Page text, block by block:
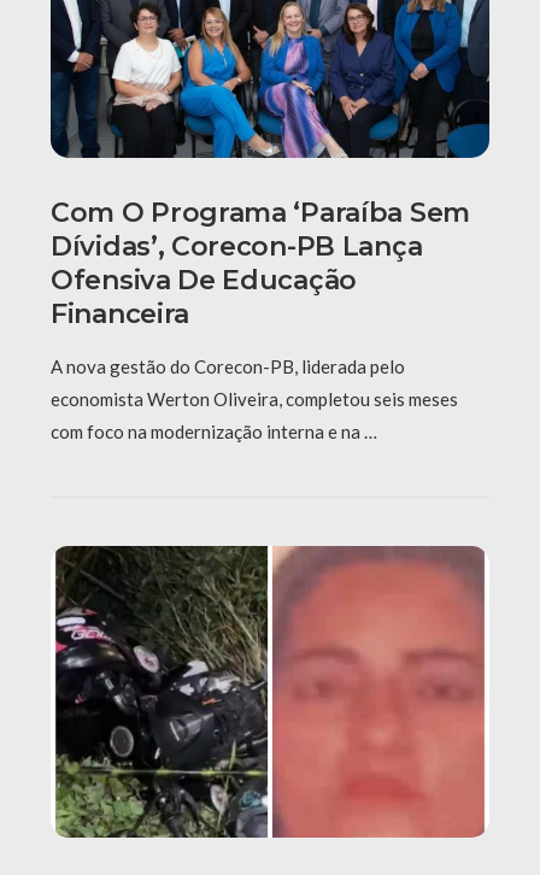
Com O Programa ‘Paraíba Sem
Dívidas’, Corecon-PB Lança
Ofensiva De Educação
Financeira
A nova gestão do Corecon-PB, liderada pelo
economista Werton Oliveira, completou seis meses
com foco na modernização interna e na …